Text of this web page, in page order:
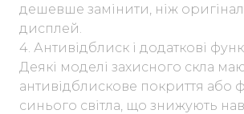
дешевше замінити, ніж
дисплей.
4. Антивідблиск і додаткові
Деякі моделі захисного скла
антивідблискове покриття або
синього світла, що знижують